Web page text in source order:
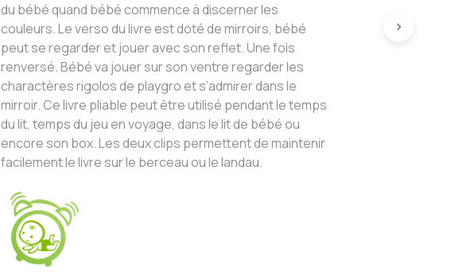
du bébé quand bébé commence à discerner les
couleurs. Le verso du livre est doté de mirroirs, bébé
peut se regarder et jouer avec son reflet. Une fois
renversé. Bébé va jouer sur son ventre regarder les
charactères rigolos de playgro et s’admirer dans le
mirroir. Ce livre pliable peut être utilisé pendant le temps
du lit, temps du jeu en voyage, dans le lit de bébé ou
encore son box. Les deux clips permettent de maintenir
facilement le livre sur le berceau ou le landau.